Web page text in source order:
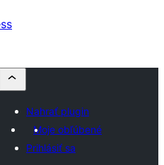
Nahrať plugin
Moje obľúbené
Prihlásiť sa